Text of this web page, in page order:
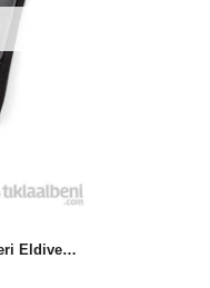
Kadın Deri Eldiven, Suni Deri Eldiven MWG102 Siyah